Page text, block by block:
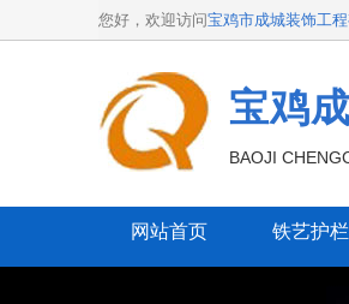
您好，欢迎访问宝鸡市成城装饰工
宝鸡
BAOJI
网站首页 铁艺护栏